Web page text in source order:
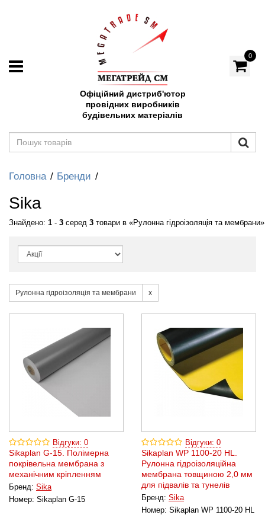
Офіційний дистриб'ютор
провідних виробників
будівельних матеріалів
0
Головна Бренди
Sika
Знайдено: 1 - 3 серед 3 товари в Рулонна гідроізоляція та мембрани
Рулонна гідроізоляція та мембрани
Відгуки: 0
Sikaplan G-15. Полімерна
покрівельна мембрана з
механічним кріпленням
Бренд: Sika
Номер: Sikaplan G-15
Відгуки: 0
Sikaplan WP 1100-20 HL.
Рулонна гідроізоляційна
мембрана товщиною 2,0 мм
для підвалів та тунелів
Бренд: Sika
Номер: Sikaplan WP 1100-20 HL